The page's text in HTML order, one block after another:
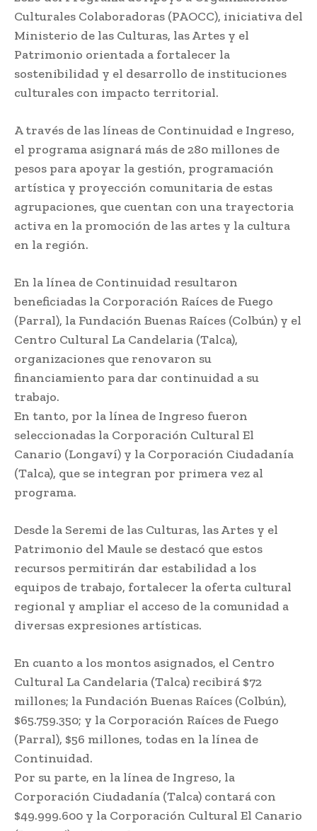
Culturales Colaboradoras (PAOCC), iniciativa del
Ministerio de las Culturas, las Artes y el
Patrimonio orientada a fortalecer la
sostenibilidad y el desarrollo de instituciones
culturales con impacto territorial.
A través de las líneas de Continuidad e Ingreso,
el programa asignará más de 280 millones de
pesos para apoyar la gestión, programación
artística y proyección comunitaria de estas
agrupaciones, que cuentan con una trayectoria
activa en la promoción de las artes y la cultura
en la región.
En la línea de Continuidad resultaron
beneficiadas la Corporación Raíces de Fuego
(Parral), la Fundación Buenas Raíces (Colbún) y el
Centro Cultural La Candelaria (Talca),
organizaciones que renovaron su
financiamiento para dar continuidad a su
trabajo.
En tanto, por la línea de Ingreso fueron
seleccionadas la Corporación Cultural El
Canario (Longaví) y la Corporación Ciudadanía
(Talca), que se integran por primera vez al
programa.
Desde la Seremi de las Culturas, las Artes y el
Patrimonio del Maule se destacó que estos
recursos permitirán dar estabilidad a los
equipos de trabajo, fortalecer la oferta cultural
regional y ampliar el acceso de la comunidad a
diversas expresiones artísticas.
En cuanto a los montos asignados, el Centro
Cultural La Candelaria (Talca) recibirá $72
millones; la Fundación Buenas Raíces (Colbún),
$65.759.350; y la Corporación Raíces de Fuego
(Parral), $56 millones, todas en la línea de
Continuidad.
Por su parte, en la línea de Ingreso, la
Corporación Ciudadanía (Talca) contará con
$49.999.600 y la Corporación Cultural El Canario